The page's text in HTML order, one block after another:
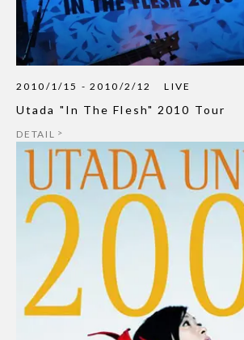
2010/1/15 - 2010/2/12 LIVE
Utada "In The Flesh" 2010 Tour
DETAIL